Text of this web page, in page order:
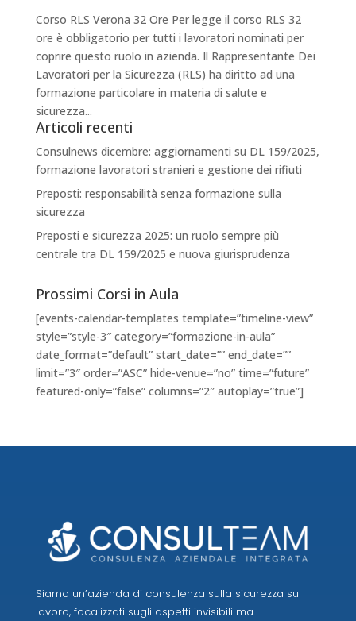
Corso RLS Verona 32 Ore Per legge il corso RLS 32
ore è obbligatorio per tutti i lavoratori nominati per
coprire questo ruolo in azienda. Il Rappresentante Dei
Lavoratori per la Sicurezza (RLS) ha diritto ad una
formazione particolare in materia di salute e
sicurezza...
Articoli recenti
Consulnews dicembre: aggiornamenti su DL 159/2025,
formazione lavoratori stranieri e gestione dei rifiuti
Preposti: responsabilità senza formazione sulla
sicurezza
Preposti e sicurezza 2025: un ruolo sempre più
centrale tra DL 159/2025 e nuova giurisprudenza
Prossimi Corsi in Aula
[events-calendar-templates template=”timeline-view”
style=”style-3″ category=”formazione-in-aula”
date_format=”default” start_date=”” end_date=””
limit=”3″ order=”ASC” hide-venue=”no” time=”future”
featured-only=”false” columns=”2″ autoplay=”true”]
Siamo un’azienda di consulenza sulla sicurezza sul
lavoro, focalizzati sugli aspetti invisibili ma